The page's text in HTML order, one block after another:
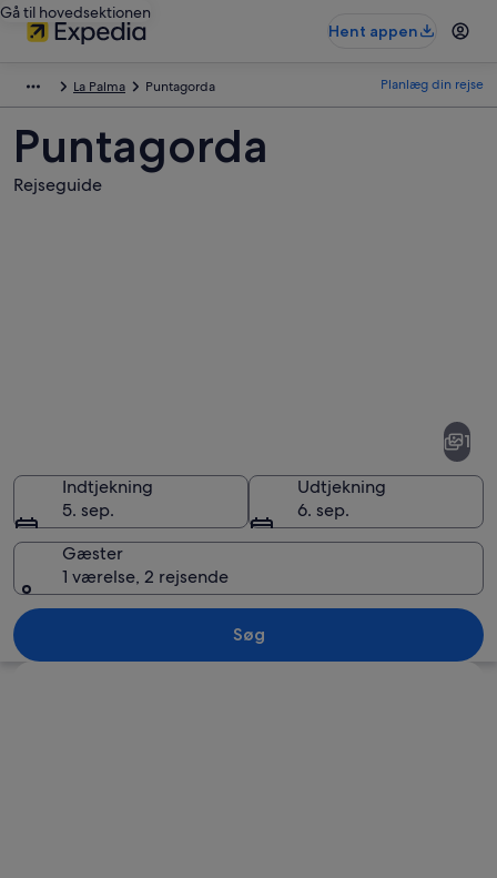
Gå til hovedsektionen
Hent appen
La Palma Puntagorda Planlæg din rejse
Puntagorda
Rejseguide
Kystlandskab med et markant
1
Indtjekning
5. sep.
Udtjekning
6. sep.
Gæster
1 værelse, 2 rejsende
Søg